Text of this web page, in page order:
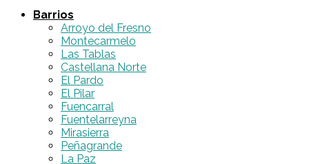
Barrios
Arroyo del Fresno
Montecarmelo
Las Tablas
Castellana Norte
El Pardo
El Pilar
Fuencarral
Fuentelarreyna
Mirasierra
Peñagrande
La Paz